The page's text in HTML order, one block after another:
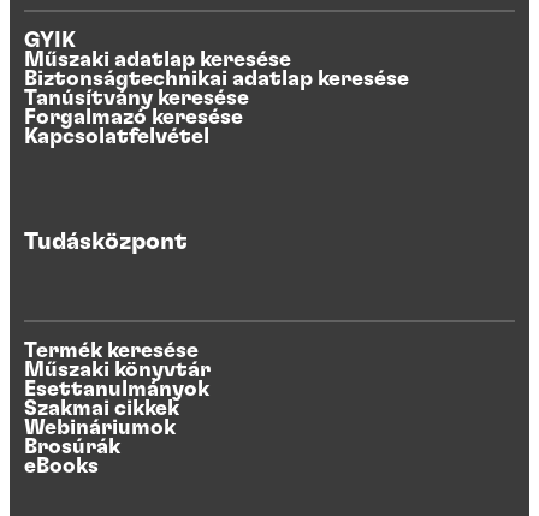
GYIK
Műszaki adatlap keresése
Biztonságtechnikai adatlap keresése
Tanúsítvány keresése
Forgalmazó keresése
Kapcsolatfelvétel
Tudásközpont
Termék keresése
Műszaki könyvtár
Esettanulmányok
Szakmai cikkek
Webináriumok
Brosúrák
eBooks